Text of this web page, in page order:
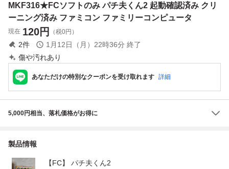
レトロゲーム ファ
ミコンソフト
MKF316★FCソフトのみ パチ夫くん2 起動確認済み クリ
ーニング済み ファミコン ファミリーコンピュータ
現在 120円 （税0円）
2件 1月12日（月）22時36分 終了
傷や汚れあり
あなただけの特別なクーポンを受け取れます 詳細
5,000円相当、落札価格がお得に
製品情報
【FC】 パチ夫くん2